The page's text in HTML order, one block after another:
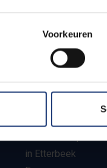
Voorkeuren
Security Campus
in Etterbeek
Security campus
in Etterbeek